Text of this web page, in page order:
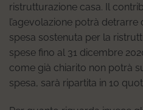
ristrutturazione casa. Il
l’agevolazione potrà detrarre
spesa sostenuta per la
spese fino al 31 dicembre
come già chiarito non potrà
spesa, sarà ripartita in 10